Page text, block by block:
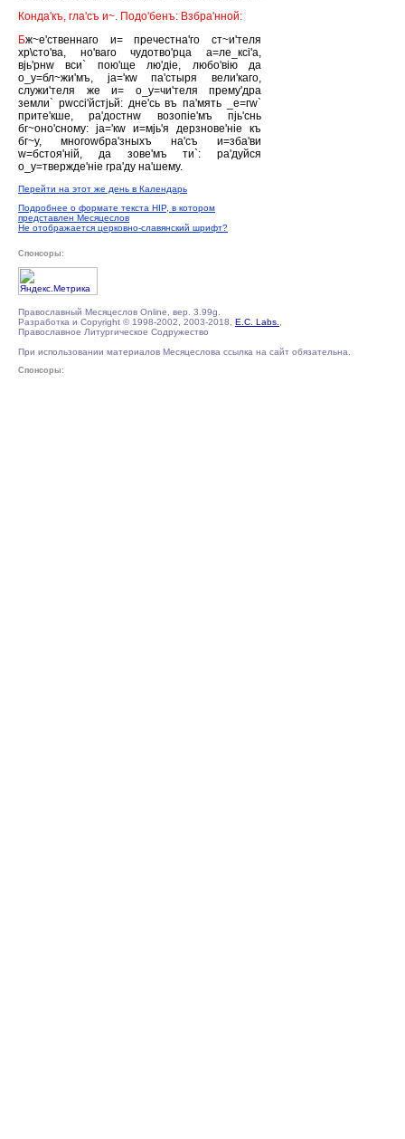
Конда'къ, гла'съ и~. Подо'бенъ: Взбра'нной:
Бж~е'ственнаго и= пречестна'го ст~и'теля
хр\сто'ва, но'ваго чудотво'рца а=ле_ксi'а,
вjь'рнw вси` пою'ще лю'дiе, любо'вiю да
о_у=бл~жи'мъ, jа='кw па'стыря вели'каго,
служи'теля же и= о_у=чи'теля прему'дра
земли` рwссi'йстjьй: дне'сь въ па'мять _е=гw`
прите'кше, ра'достнw возопiе'мъ пjь'снь
бг~оно'сному: jа='кw и=мjь'я дерзнове'нiе къ
бг~у, многоwбра'зныхъ на'съ и=зба'ви
w=бстоя'нiй, да зове'мъ ти`: ра'дуйся
о_у=твержде'нiе гра'ду на'шему.
Перейти на этот же день в Календарь
Подробнее о формате текста HIP, в котором
представлен Месяцеслов
Не отображается церковно-славянский шрифт?
Спонсоры:
Православный Месяцеслов Online, вер. 3.99g.
Разработка и Copyright © 1998-2002, 2003-2018, E.C. Labs.
Православное Литургическое Содружество
При использовании материалов Месяцеслова ссылка на сайт обязательна.
Спонсоры: